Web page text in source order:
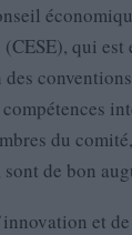
qui est
du
de bon
et